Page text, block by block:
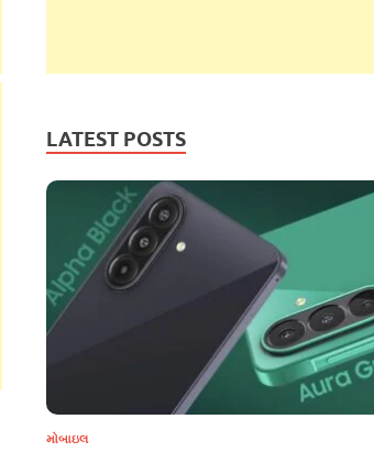
LATEST POSTS
મોબાઇલ